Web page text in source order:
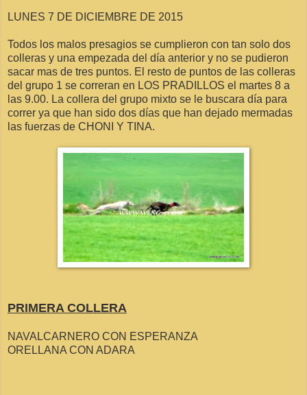
LUNES 7 DE DICIEMBRE DE 2015
Todos los malos presagios se cumplieron con tan solo dos
colleras y una empezada del día anterior y no se pudieron
sacar mas de tres puntos. El resto de puntos de las colleras
del grupo 1 se correran en LOS PRADILLOS el martes 8 a
las 9.00. La collera del grupo mixto se le buscara día para
correr ya que han sido dos días que han dejado mermadas
las fuerzas de CHONI Y TINA.
PRIMERA COLLERA
NAVALCARNERO CON ESPERANZA
ORELLANA CON ADARA